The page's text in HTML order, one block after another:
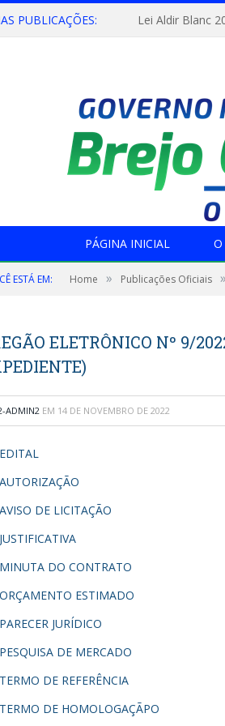
PUBLICAÇÕES: Lei Aldir Blanc
PÁGINA INICIAL
ESTÁ EM: Home » Publicações Oficiais »
ELETRÔNICO Nº 9/
ADMIN2 EM 14 DE NOVEMBRO DE 2022
EDITAL
AUTORIZAÇÃO
AVISO DE LICITAÇÃO
JUSTIFICATIVA
MINUTA DO CONTRATO
ORÇAMENTO ESTIMADO
PARECER JURÍDICO
PESQUISA DE MERCADO
TERMO DE REFERÊNCIA
TERMO DE HOMOLOGAÇÃPO